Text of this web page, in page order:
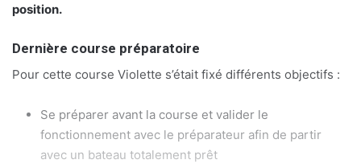
position.
Dernière course préparatoire
Pour cette course Violette s’était fixé différents objectifs :
Se préparer avant la course et valider le
fonctionnement avec le préparateur afin de partir
avec un bateau totalement prêt